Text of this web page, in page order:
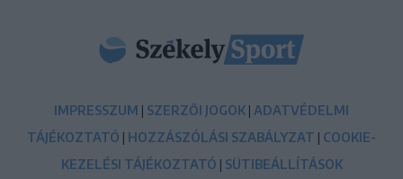
IMPRESSZUM | SZERZŐI JOGOK | ADATVÉDELMI
TÁJÉKOZTATÓ | HOZZÁSZÓLÁSI SZABÁLYZAT | COOKIE-
KEZELÉSI TÁJÉKOZTATÓ | SÜTIBEÁLLÍTÁSOK